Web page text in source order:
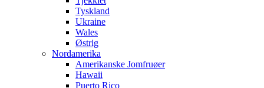
Tyskland
Ukraine
Wales
Østrig
Nordamerika
Amerikanske Jomfruøer
Hawaii
Puerto Rico